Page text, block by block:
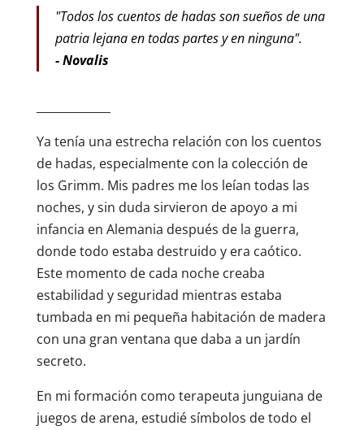
"Todos los cuentos de hadas son sueños de una
patria lejana en todas partes y en ninguna".
- Novalis
Ya tenía una estrecha relación con los cuentos
de hadas, especialmente con la colección de
los Grimm. Mis padres me los leían todas las
noches, y sin duda sirvieron de apoyo a mi
infancia en Alemania después de la guerra,
donde todo estaba destruido y era caótico.
Este momento de cada noche creaba
estabilidad y seguridad mientras estaba
tumbada en mi pequeña habitación de madera
con una gran ventana que daba a un jardín
secreto.
En mi formación como terapeuta junguiana de
juegos de arena, estudié símbolos de todo el